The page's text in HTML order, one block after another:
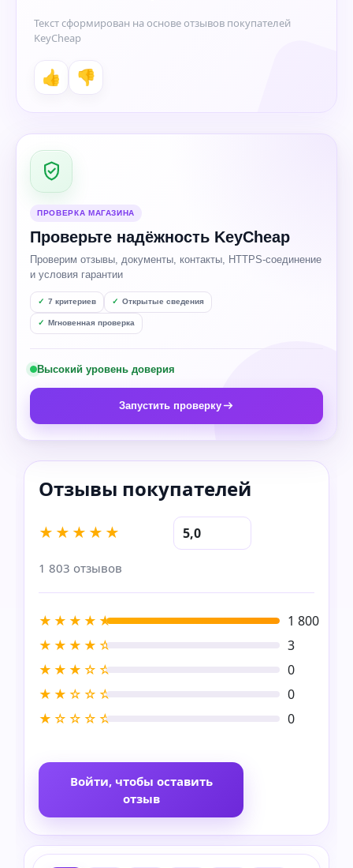
Текст сформирован на основе отзывов покупателей
KeyCheap
👍 👎
ПРОВЕРКА МАГАЗИНА
Проверьте надёжность KeyCheap
Проверим отзывы, документы, контакты, HTTPS-соединение
и условия гарантии
7 критериев Открытые сведения
Мгновенная проверка
Высокий уровень доверия
Запустить проверку
★★★★★ 5,0
1 803 отзывов
★★★★★
1 800
★★★★☆
3
★★★☆☆
0
★★☆☆☆
0
★☆☆☆☆
0
Войти, чтобы оставить
отзыв